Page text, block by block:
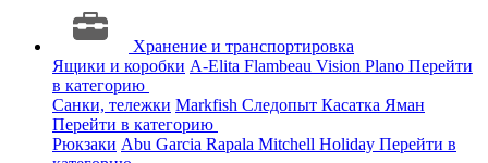
Хранение и транспортировка
Ящики и коробки A-Elita Flambeau Vision Plano Перейти
в категорию
Санки, тележки Markfish Следопыт Касатка Яман
Перейти в категорию
Рюкзаки Abu Garcia Rapala Mitchell Holiday Перейти в